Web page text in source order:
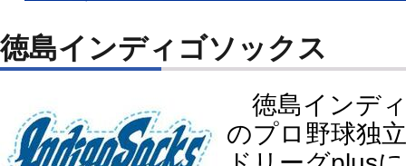
徳島インディゴソックス
徳島インデ
のプロ野球独